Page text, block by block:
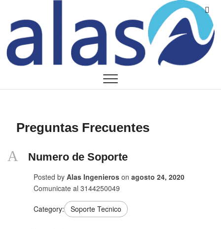
contenido
Preguntas Frecuentes
A Numero de Soporte
Posted byAlas Ingenieros onagosto 24, 2020
Comunicate al 3144250049
Category: Soporte Tecnico